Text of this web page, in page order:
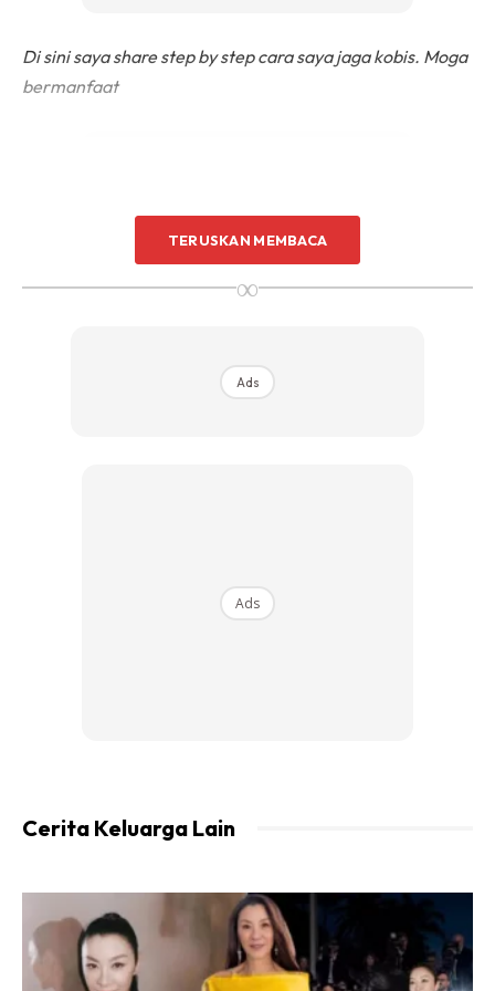
Di sini saya share step by step cara saya jaga kobis. Moga
bermanfaat
Ads
TERUSKAN MEMBACA
∞
Ads
Ads
Cerita Keluarga Lain